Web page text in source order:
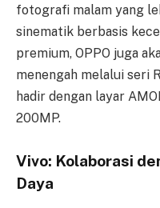
fotografi malam yang
sinematik berbasis
premium, OPPO juga
menengah melalui seri
hadir dengan layar
200MP.
Vivo: Kolaborasi
Daya